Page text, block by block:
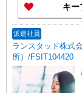
キー
派遣社員
ランスタッド株式
所）/FSIT104420